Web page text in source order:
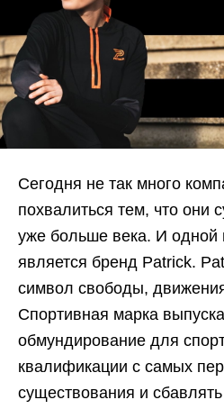
Сегодня не так много
похвалиться тем, что они
уже больше века. И одной
является бренд Patrick.
символ свободы,
Спортивная марка
обмундирование для
квалификации с самых
существования и